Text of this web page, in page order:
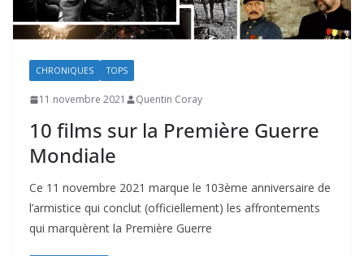
CHRONIQUES TOPS
11 novembre 2021 Quentin Coray
10 films sur la Première Guerre
Mondiale
Ce 11 novembre 2021 marque le 103ème anniversaire de
l’armistice qui conclut (officiellement) les affrontements
qui marquèrent la Première Guerre